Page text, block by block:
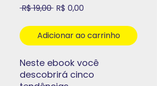
R$ 19,00 Preço
R$ 0,00Preço
Adicionar ao carrinho
Neste ebook você
descobrirá cinco